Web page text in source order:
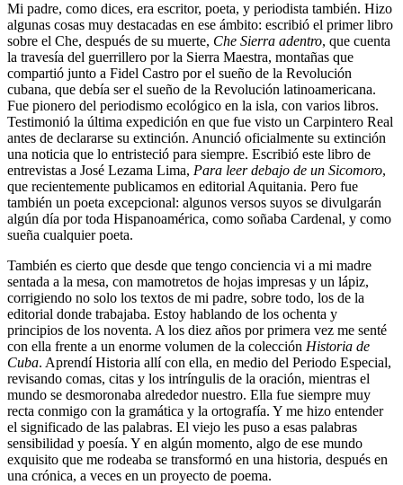
Mi padre, como dices, era escritor, poeta, y periodista también. Hizo
algunas cosas muy destacadas en ese ámbito: escribió el primer libro
sobre el Che, después de su muerte, Che Sierra adentro, que cuenta
la travesía del guerrillero por la Sierra Maestra, montañas que
compartió junto a Fidel Castro por el sueño de la Revolución
cubana, que debía ser el sueño de la Revolución latinoamericana.
Fue pionero del periodismo ecológico en la isla, con varios libros.
Testimonió la última expedición en que fue visto un Carpintero Real
antes de declararse su extinción. Anunció oficialmente su extinción
una noticia que lo entristeció para siempre. Escribió este libro de
entrevistas a José Lezama Lima, Para leer debajo de un Sicomoro,
que recientemente publicamos en editorial Aquitania. Pero fue
también un poeta excepcional: algunos versos suyos se divulgarán
algún día por toda Hispanoamérica, como soñaba Cardenal, y como
sueña cualquier poeta.
También es cierto que desde que tengo conciencia vi a mi madre
sentada a la mesa, con mamotretos de hojas impresas y un lápiz,
corrigiendo no solo los textos de mi padre, sobre todo, los de la
editorial donde trabajaba. Estoy hablando de los ochenta y
principios de los noventa. A los diez años por primera vez me senté
con ella frente a un enorme volumen de la colección Historia de
Cuba. Aprendí Historia allí con ella, en medio del Periodo Especial,
revisando comas, citas y los intríngulis de la oración, mientras el
mundo se desmoronaba alrededor nuestro. Ella fue siempre muy
recta conmigo con la gramática y la ortografía. Y me hizo entender
el significado de las palabras. El viejo les puso a esas palabras
sensibilidad y poesía. Y en algún momento, algo de ese mundo
exquisito que me rodeaba se transformó en una historia, después en
una crónica, a veces en un proyecto de poema.